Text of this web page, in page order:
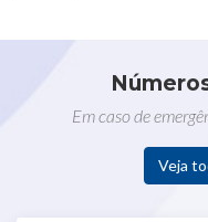
Em caso de
Veja